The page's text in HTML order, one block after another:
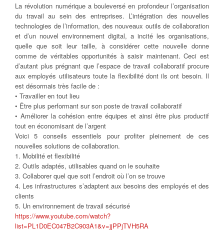
La révolution numérique a bouleversé en profondeur l’organisation
du travail au sein des entreprises. L’intégration des nouvelles
technologies de l’information, des nouveaux outils de collaboration
et d’un nouvel environnement digital, a incité les organisations,
quelle que soit leur taille, à considérer cette nouvelle donne
comme de véritables opportunités à saisir maintenant. Ceci est
d’autant plus prégnant que l’espace de travail collaboratif procure
aux employés utilisateurs toute la flexibilité dont ils ont besoin. Il
est désormais très facile de :
• Travailler en tout lieu
• Être plus performant sur son poste de travail collaboratif
• Améliorer la cohésion entre équipes et ainsi être plus productif
tout en économisant de l’argent
Voici 5 conseils essentiels pour profiter pleinement de ces
nouvelles solutions de collaboration.
1. Mobilité et flexibilité
2. Outils adaptés, utilisables quand on le souhaite
3. Collaborer quel que soit l’endroit où l’on se trouve
4. Les infrastructures s’adaptent aux besoins des employés et des
clients
5. Un environnement de travail sécurisé
https://www.youtube.com/watch?
list=PL1D0EC047B2C903A1&v=jjPPjTVH5RA